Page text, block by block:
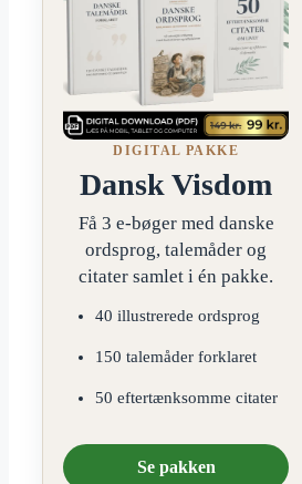
DIGITAL PAKKE
Dansk Visdom
Få 3 e-bøger med danske
ordsprog, talemåder og
citater samlet i én pakke.
40 illustrerede ordsprog
150 talemåder forklaret
50 eftertænksomme citater
Se pakken